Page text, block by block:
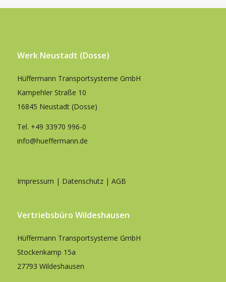
Werk Neustadt (Dosse)
Hüffermann Transportsysteme GmbH
Kampehler Straße 10
16845 Neustadt (Dosse)
Tel. +49 33970 996-0
info@hueffermann.de
Impressum | Datenschutz| AGB
Vertriebsbüro Wildeshausen
Hüffermann Transportsysteme GmbH
Stockenkamp 15a
27793 Wildeshausen